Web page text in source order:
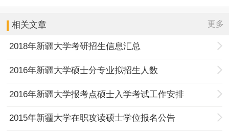
相关文章 更多
2018年新疆大学考研招生信息汇总
2016年新疆大学硕士分专业拟招生人数
2016年新疆大学报考点硕士入学考试工作安排
2015年新疆大学在职攻读硕士学位报名公告